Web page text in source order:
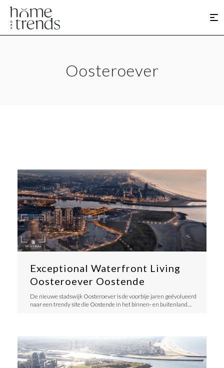
Oosteroever
Exceptional Waterfront Living
Oosteroever Oostende
​De nieuwe stadswijk Oosteroever is de voorbije jaren geëvolueerd
naar een trendy site die Oostende in het binnen- en buitenland…